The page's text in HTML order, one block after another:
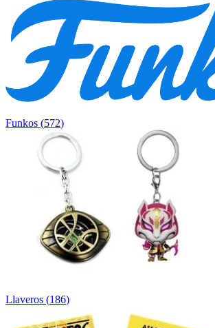
Funkos (572)
Llaveros (186)